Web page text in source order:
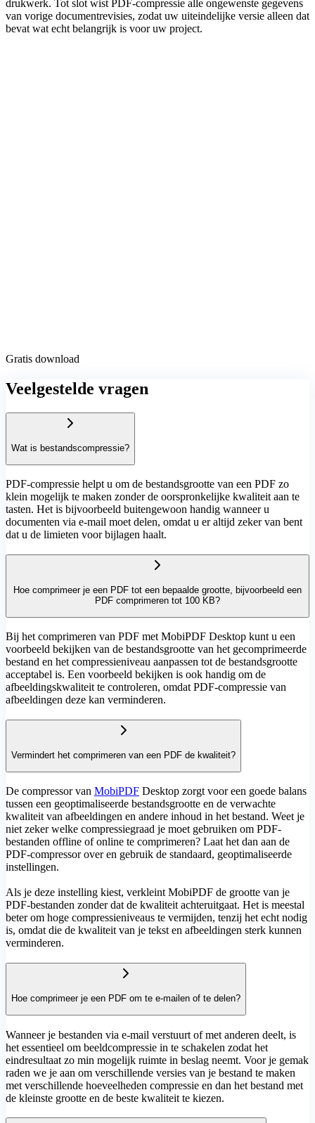
drukwerk. Tot slot wist PDF-compressie alle ongewenste gegevens
van vorige documentrevisies, zodat uw uiteindelijke versie alleen dat
bevat wat echt belangrijk is voor uw project.
Gratis download
Veelgestelde vragen
Wat is bestandscompressie?
PDF-compressie helpt u om de bestandsgrootte van een PDF zo
klein mogelijk te maken zonder de oorspronkelijke kwaliteit aan te
tasten. Het is bijvoorbeeld buitengewoon handig wanneer u
documenten via e-mail moet delen, omdat u er altijd zeker van bent
dat u de limieten voor bijlagen haalt.
Hoe comprimeer je een PDF tot een bepaalde grootte, bijvoorbeeld een
PDF comprimeren tot 100 KB?
Bij het comprimeren van PDF met MobiPDF Desktop kunt u een
voorbeeld bekijken van de bestandsgrootte van het gecomprimeerde
bestand en het compressieniveau aanpassen tot de bestandsgrootte
acceptabel is. Een voorbeeld bekijken is ook handig om de
afbeeldingskwaliteit te controleren, omdat PDF-compressie van
afbeeldingen deze kan verminderen.
Vermindert het comprimeren van een PDF de kwaliteit?
De compressor van MobiPDF Desktop zorgt voor een goede balans
tussen een geoptimaliseerde bestandsgrootte en de verwachte
kwaliteit van afbeeldingen en andere inhoud in het bestand. Weet je
niet zeker welke compressiegraad je moet gebruiken om PDF-
bestanden offline of online te comprimeren? Laat het dan aan de
PDF-compressor over en gebruik de standaard, geoptimaliseerde
instellingen.
Als je deze instelling kiest, verkleint MobiPDF de grootte van je
PDF-bestanden zonder dat de kwaliteit achteruitgaat. Het is meestal
beter om hoge compressieniveaus te vermijden, tenzij het echt nodig
is, omdat die de kwaliteit van je tekst en afbeeldingen sterk kunnen
verminderen.
Hoe comprimeer je een PDF om te e-mailen of te delen?
Wanneer je bestanden via e-mail verstuurt of met anderen deelt, is
het essentieel om beeldcompressie in te schakelen zodat het
eindresultaat zo min mogelijk ruimte in beslag neemt. Voor je gemak
raden we je aan om verschillende versies van je bestand te maken
met verschillende hoeveelheden compressie en dan het bestand met
de kleinste grootte en de beste kwaliteit te kiezen.